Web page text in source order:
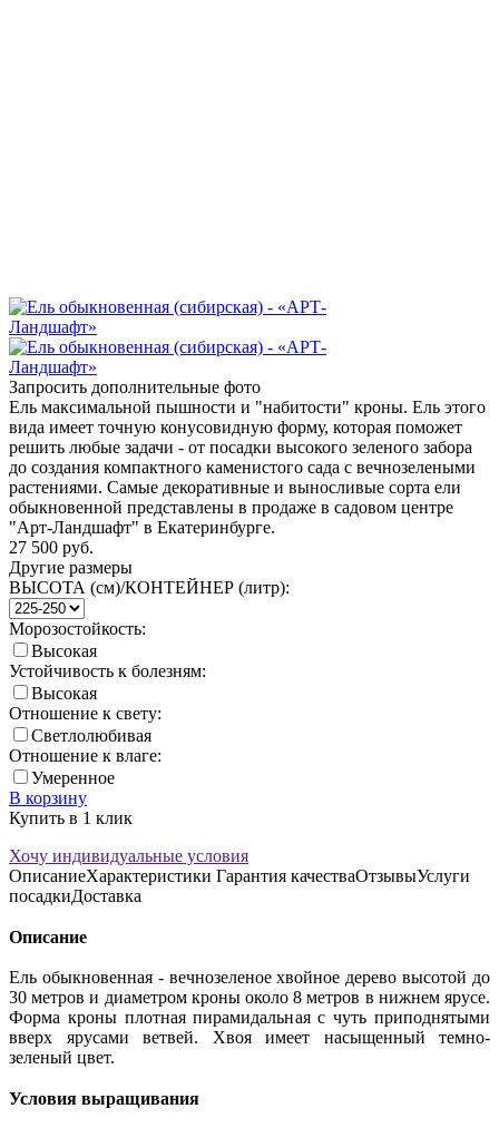
Запросить дополнительные фото
Ель максимальной пышности и "набитости" кроны. Ель этого
вида имеет точную конусовидную форму, которая поможет
решить любые задачи - от посадки высокого зеленого забора
до создания компактного каменистого сада с вечнозелеными
растениями. Самые декоративные и выносливые сорта ели
обыкновенной представлены в продаже в садовом центре
"Арт-Ландшафт" в Екатеринбурге.
27 500 руб.
Другие размеры
ВЫСОТА (см)/КОНТЕЙНЕР (литр):
Морозостойкость:
Высокая
Устойчивость к болезням:
Высокая
Отношение к свету:
Светлолюбивая
Отношение к влаге:
Умеренное
В корзину
Купить в 1 клик
Хочу индивидуальные условия
ОписаниеХарактеристики Гарантия качестваОтзывыУслуги
посадкиДоставка
Описание
Ель обыкновенная - вечнозеленое хвойное дерево высотой до
30 метров и диаметром кроны около 8 метров в нижнем ярусе.
Форма кроны плотная пирамидальная с чуть приподнятыми
вверх ярусами ветвей. Хвоя имеет насыщенный темно-
зеленый цвет.
Условия выращивания